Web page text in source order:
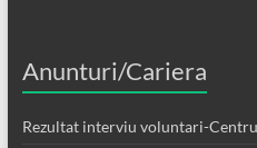
Anunturi/Cariera
Rezultat interviu voluntari-